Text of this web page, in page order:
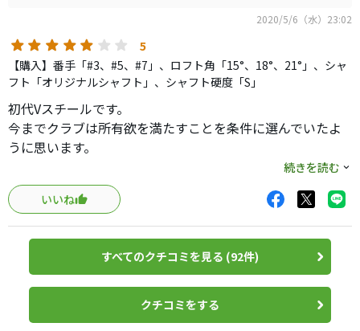
優しさ(初代はヘッドが小さい…)
2008&gt;2005&gt;初代
打感(初代だけ異質ですが)
2008&gt;初代&gt;2005
打音(初代は金属系、他は現代的)
主観的ですがこんなイメージで
初代と2008は全く別物な感じで、其々にいいところがある
のでスイングやプレースタイル等で別れそうな感じ
2005は絶対的評価では悪くないのですが、初代,2008と比
べてしまうと…というのが否めません
自分はヘッドスピードも遅く優しさ優先で2008が一番好み
2020/5/6（水）23:02
5
【購入】番手「#3、#5、#7」、ロフト角「15°、18°、21°」、シャ
フト「オリジナルシャフト」、シャフト硬度「S」
初代Vスチールです。
今までクラブは所有欲を満たすことを条件に選んでいたよ
うに思います。
キレイでカッコ良くなければクラブを持つ意味がないと言
うような…。
新品であればなるべく安いものを、中古でも程度の良いも
のをと。
ステイホーム期間中に、コンスタントに９０が切れない理
由はそこにあるのでは？と考えるようになりました。
それならばと、こちらで口コミの良い「名器」と呼ばれる
もので揃えなおそうと思いこちらを購入しました。
そのままだと軽くてウェイトフローが合わないので、グリ
続きを読む
いいね
すべてのクチコミを見る (92件)
クチコミをする